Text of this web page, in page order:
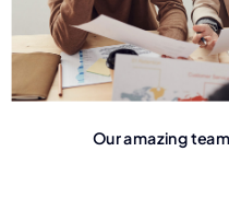
Our amazing